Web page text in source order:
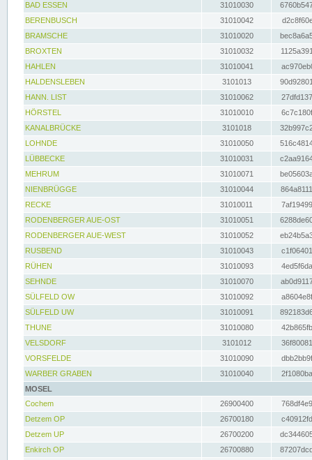
BAD ESSEN
31010030
BERENBUSCH
31010042
BRAMSCHE
31010020
BROXTEN
31010032
HAHLEN
31010041
HALDENSLEBEN
3101013
HANN. LIST
31010062
HÖRSTEL
31010010
KANALBRÜCKE
3101018
LOHNDE
31010050
LÜBBECKE
31010031
MEHRUM
31010071
NIENBRÜGGE
31010044
RECKE
31010011
RODENBERGER AUE-OST
31010051
RODENBERGER AUE-WEST
31010052
RUSBEND
31010043
RÜHEN
31010093
SEHNDE
31010070
SÜLFELD OW
31010092
SÜLFELD UW
31010091
THUNE
31010080
VELSDORF
3101012
VORSFELDE
31010090
WARBER GRABEN
31010040
MOSEL
Cochem
26900400
Detzem OP
26700180
Detzem UP
26700200
Enkirch OP
26700880